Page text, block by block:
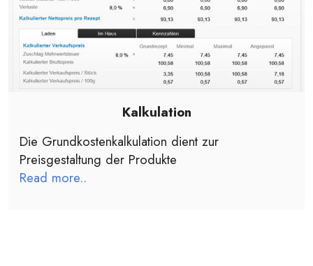
Kalkulation
Die Grundkostenkalkulation dient zur
Preisgestaltung der Produkte
Read more..